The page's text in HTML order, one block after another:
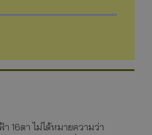
า 16ตา ไม่ได้หมายความว่า